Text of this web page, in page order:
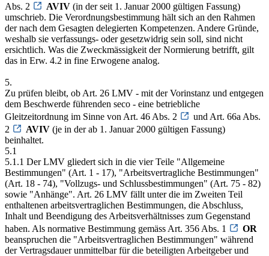
Abs. 2
AVIV (in der seit 1. Januar 2000 gültigen Fassung)
umschrieb. Die Verordnungsbestimmung hält sich an den Rahmen
der nach dem Gesagten delegierten Kompetenzen. Andere Gründe,
weshalb sie verfassungs- oder gesetzwidrig sein soll, sind nicht
ersichtlich. Was die Zweckmässigkeit der Normierung betrifft, gilt
das in Erw. 4.2 in fine Erwogene analog.
5.
Zu prüfen bleibt, ob Art. 26 LMV - mit der Vorinstanz und entgegen
dem Beschwerde führenden seco - eine betriebliche
Gleitzeitordnung im Sinne von Art. 46 Abs. 2
und Art. 66a Abs.
2
AVIV (je in der ab 1. Januar 2000 gültigen Fassung)
beinhaltet.
5.1
5.1.1 Der LMV gliedert sich in die vier Teile "Allgemeine
Bestimmungen" (Art. 1 - 17), "Arbeitsvertragliche Bestimmungen"
(Art. 18 - 74), "Vollzugs- und Schlussbestimmungen" (Art. 75 - 82)
sowie "Anhänge". Art. 26 LMV fällt unter die im Zweiten Teil
enthaltenen arbeitsvertraglichen Bestimmungen, die Abschluss,
Inhalt und Beendigung des Arbeitsverhältnisses zum Gegenstand
haben. Als normative Bestimmung gemäss Art. 356 Abs. 1
OR
beanspruchen die "Arbeitsvertraglichen Bestimmungen" während
der Vertragsdauer unmittelbar für die beteiligten Arbeitgeber und